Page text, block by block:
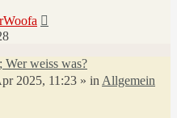
Wer weiss was?
2025, 11:23 » in Allgemein